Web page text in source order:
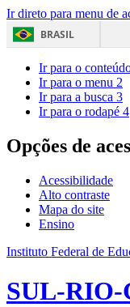
Ir direto para menu de
BRASIL
Ir para o
Ir para o menu 2
Ir para a busca 3
Ir para o rodapé 4
Opções de
Acessibilidade
Alto contraste
Mapa do site
Ensino
Instituto Federal de
SUL-RIO-